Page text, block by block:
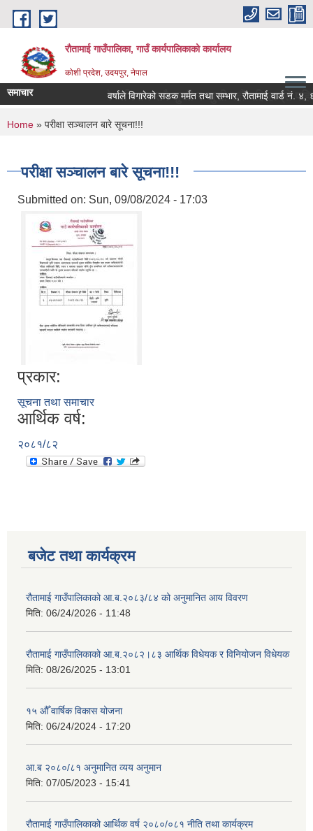
Skip to main content
रौतामाई गाउँपालिका, गाउँ कार्यपालिकाको कार्यालय
कोशी प्रदेश, उदयपुर, नेपाल
हाम्रो अभियान सबै सुखी र खुसी रहौं यहि हाम्रो पहिचान"
समाचार वर्षाले विगारेको सडक मर्मत तथा सम्भार, रौतामाई वार्ड नं. ४,
You are here
Home » परीक्षा सञ्चालन बारे सूचना!!!
परीक्षा सञ्चालन बारे सूचना!!!
Submitted on: Sun, 09/08/2024 - 17:03
प्रकार:
सूचना तथा समाचार
आर्थिक वर्ष:
२०८१/८२
बजेट तथा कार्यक्रम
रौतामाई गाउँपालिकाको आ.ब.२०८३/८४ को अनुमानित आय विवरण
मिति: 06/24/2026 - 11:48
रौतामाई गाउँपालिकाको आ.ब.२०८२।८३ आर्थिक विधेयक र विनियोजन विधेयक
मिति: 08/26/2025 - 13:01
१५ औँ वार्षिक विकास योजना
मिति: 06/24/2024 - 17:20
आ.ब २०८०/८१ अनुमानित व्यय अनुमान
मिति: 07/05/2023 - 15:41
रौतामाई गाउँपालिकाको आर्थिक वर्ष २०८०/०८१ नीति तथा कार्यक्रम